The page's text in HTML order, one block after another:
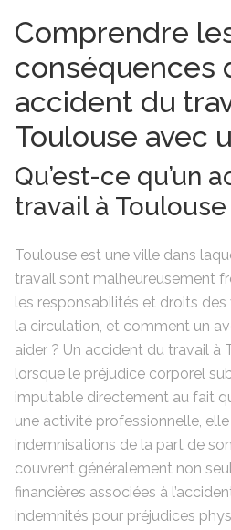
Comprendre
conséquences
accident du
Toulouse avec
Qu’est-ce qu’un
travail à Toulouse
Toulouse est une ville dans
travail sont malheureusement
les responsabilités et droits des
la circulation, et comment un
aider ? Un accident du travail à
lorsque le préjudice corporel
imputable directement au fait
une activité professionnelle,
indemnisations de la part de
couvrent généralement non
financières associées à
indemnités pour préjudices